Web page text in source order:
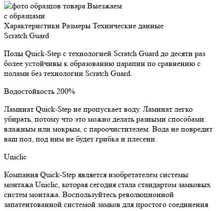
Выезжаем
с образцами
Характеристики Размеры Технические данные
Scratch Guard
Полы Quick-Step с технологией Scratch Guard до десяти раз
более устойчивы к образованию царапин по сравнению с
полами без технологии Scratch Guard.
Водостойкость 200%
Ламинат Quick-Step не пропускает воду. Ламинат легко
убирать, потому что это можно делать разными способами:
влажным или мокрым, с пароочистителем. Вода не повредит
ваш пол, под ним не будет грибка и плесени.
Uniclic
Компания Quick-Step является изобретателем системы
монтажа Uniclic, которая сегодня стала стандартом замковых
систем монтажа. Воспользуйтесь революционной
запатентованной системой замков для простого соединения